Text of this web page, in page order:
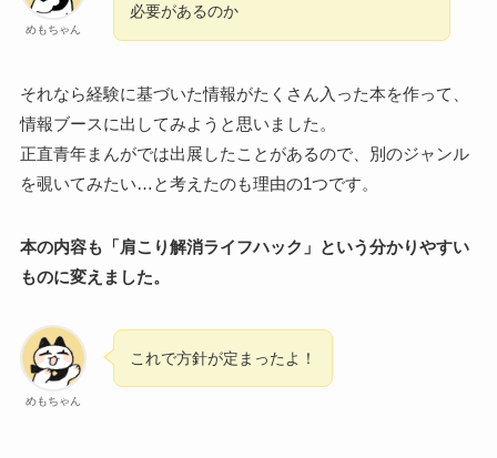
めもちゃん
必要があるのか
それなら経験に基づいた情報がたくさん入った本を作って、
情報ブースに出してみようと思いました。
正直青年まんがでは出展したことがあるので、別のジャンル
を覗いてみたい…と考えたのも理由の1つです。
本の内容も「肩こり解消ライフハック」という分かりやすい
ものに変えました。
めもちゃん
これで方針が定まったよ！